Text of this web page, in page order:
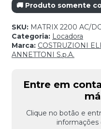
🚚 Produto somente
SKU: MATRIX 2200 AC/
Categoria: Locadora
Marca: COSTRUZIONI
ANNETTONI S.p.A.
Entre em
Clique no botão e
informações